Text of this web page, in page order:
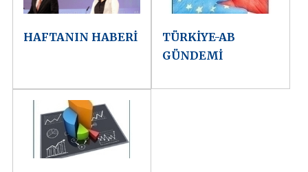
HAFTANIN HABERİ
TÜRKİYE-AB
GÜNDEMİ